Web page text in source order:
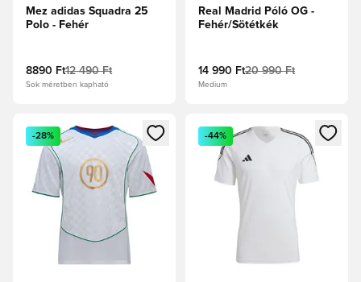
Mez adidas Squadra 25
Polo - Fehér
8890 Ft12 490 Ft
Sok méretben kapható
Real Madrid Póló OG -
Fehér/Sötétkék
14 990 Ft20 990 Ft
Medium
Megnyit egy modált a bejelentkezéshez vagy a tagként
-28%
Megnyit egy modált a
-44%